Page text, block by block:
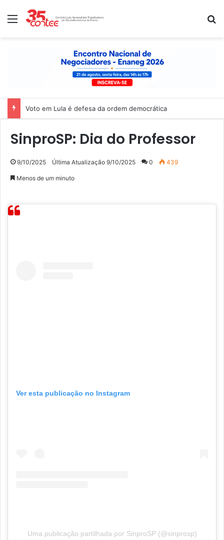
Menu
Voto em Lula é defesa da ordem democrática
SinproSP: Dia do Professor
9/10/2025 Última Atualização 9/10/2025 0 439
Menos de um minuto
Ver esta publicação no Instagram
Uma publicação partilhada por SinproSP (@sinprosp)